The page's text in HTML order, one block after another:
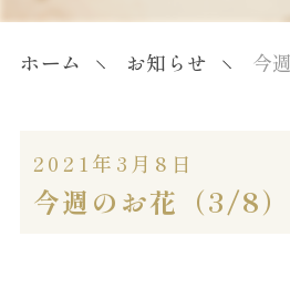
ホーム お知らせ 今
2021年3月8日
今週のお花（3/8）